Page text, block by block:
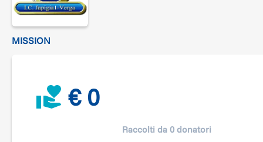
MISSION
plessi: San Francesco, Don Orione e Verga.
€ 0
Raccolti da 0 donatori